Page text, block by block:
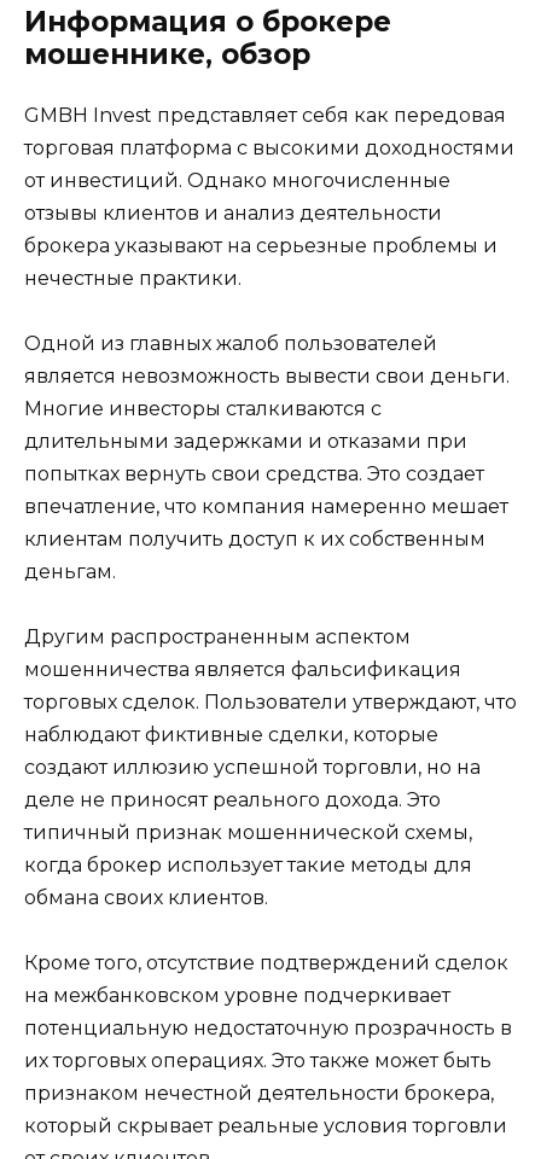
Информация о брокере
мошеннике, обзор
GMBH Invest представляет себя как передовая
торговая платформа с высокими доходностями
от инвестиций. Однако многочисленные
отзывы клиентов и анализ деятельности
брокера указывают на серьезные проблемы и
нечестные практики.
Одной из главных жалоб пользователей
является невозможность вывести свои деньги.
Многие инвесторы сталкиваются с
длительными задержками и отказами при
попытках вернуть свои средства. Это создает
впечатление, что компания намеренно мешает
клиентам получить доступ к их собственным
деньгам.
Другим распространенным аспектом
мошенничества является фальсификация
торговых сделок. Пользователи утверждают, что
наблюдают фиктивные сделки, которые
создают иллюзию успешной торговли, но на
деле не приносят реального дохода. Это
типичный признак мошеннической схемы,
когда брокер использует такие методы для
обмана своих клиентов.
Кроме того, отсутствие подтверждений сделок
на межбанковском уровне подчеркивает
потенциальную недостаточную прозрачность в
их торговых операциях. Это также может быть
признаком нечестной деятельности брокера,
который скрывает реальные условия торговли